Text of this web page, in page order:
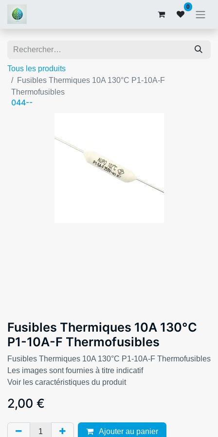
0
Tous les produits
Fusibles Thermiques 10A 130°C P1-10A-F
Thermofusibles
044--
Fusibles Thermiques 10A 130°C
P1-10A-F Thermofusibles
Fusibles Thermiques 10A 130°C P1-10A-F Thermofusibles
Les images sont fournies à titre indicatif
Voir les caractéristiques du produit
2,00 €
Ajouter au panier